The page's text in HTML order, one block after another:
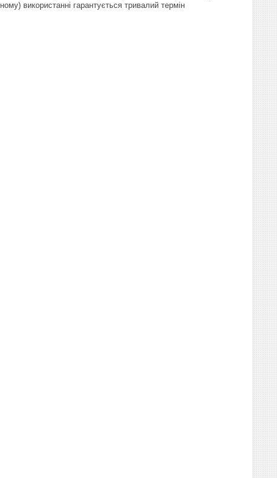
використанні гарантується тривалий термін